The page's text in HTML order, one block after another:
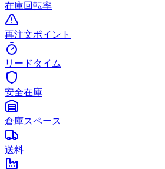
在庫回転率
再注文ポイント
リードタイム
安全在庫
倉庫スペース
送料